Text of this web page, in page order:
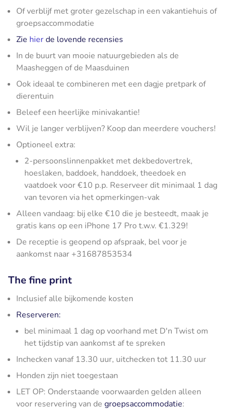
Of verblijf met groter gezelschap in een vakantiehuis of
groepsaccommodatie
Zie hierde lovende recensies
In de buurt van mooie natuurgebieden als de
Maasheggen of de Maasduinen
Ook ideaal te combineren met een dagje pretpark of
dierentuin
Beleef een heerlijke minivakantie!
Wil je langer verblijven? Koop dan meerdere vouchers!
Optioneel extra:
2-persoonslinnenpakket met dekbedovertrek,
hoeslaken, baddoek, handdoek, theedoek en
vaatdoek voor €10 p.p. Reserveer dit minimaal 1 dag
van tevoren via het opmerkingen-vak
Alleen vandaag: bij elke €10 die je besteedt, maak je
gratis kans op een iPhone 17 Pro t.w.v. €1.329!
De receptie is geopend op afspraak, bel voor je
aankomst naar +31687853534
The fine print
Inclusief alle bijkomende kosten
Reserveren:
bel minimaal 1 dag op voorhand met D'n Twist om
het tijdstip van aankomst af te spreken
Inchecken vanaf 13.30 uur, uitchecken tot 11.30 uur
Honden zijn niet toegestaan
LET OP: Onderstaande voorwaarden gelden alleen
voor reservering van de groepsaccommodatie: